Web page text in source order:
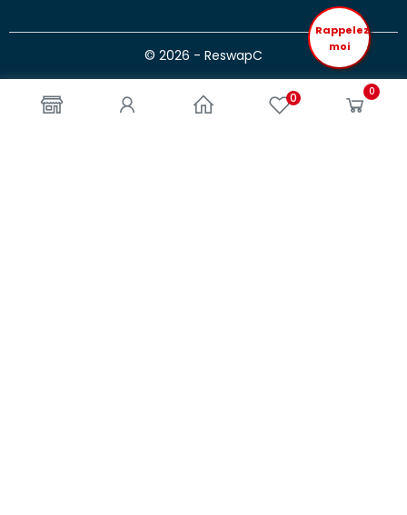
0 0
© 2026 - ReswapC
Rappelez
moi